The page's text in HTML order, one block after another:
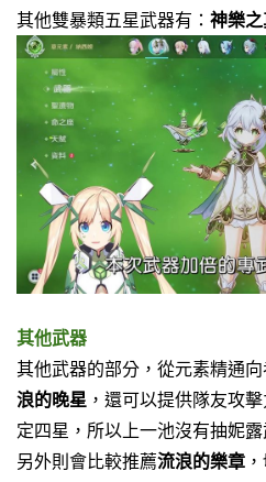
其他雙暴類五星武器有： 神樂
其他武器
其他武器的部分，從元素精通
浪的晚星 ，還可以提供隊友攻
定四星，所以上一池沒有抽妮
另外則會比較推薦流浪的樂章